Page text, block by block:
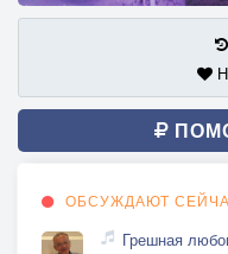
ОБСУЖДАЮТ
Грешная